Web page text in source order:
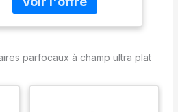
Moulded Rubber
Grip, Black
incroyablement nettes
complète. OPTIQUES
parfocaux à champ ultra plat